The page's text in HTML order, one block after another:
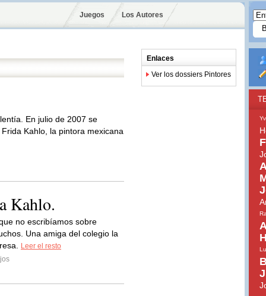
Juegos Los Autores
En julio de 2007 se
Kahlo, la pintora mexicana
Kahlo.
no escribíamos sobre
Una amiga del colegio la
Leer el resto
Enlaces
Ver los dossiers Pintores